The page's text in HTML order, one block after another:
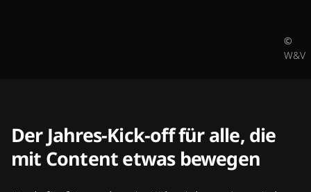
©
W&V
Der Jahres-Kick-off für alle, die
mit Content etwas bewegen